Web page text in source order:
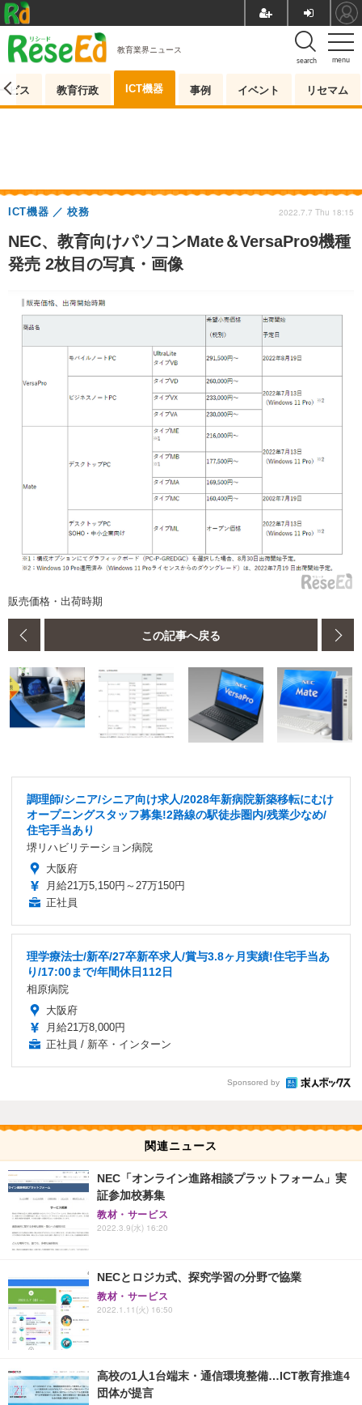
menu
search
教育業界ニュース
ビス 教育行政 ICT機器 事例 イベント リセマム
NEC、教育向けパソコンMate＆VersaPro9機種
発売 2枚目の写真・画像
ICT機器 校務 2022.7.7 Thu 18:15
販売価格・出荷時期
この記事へ戻る
調理師/シニア/シニア向け求人/2028年新病院新築移転にむけ
オープニングスタッフ募集!2路線の駅徒歩圏内/残業少なめ/
住宅手当あり
堺リハビリテーション病院
大阪府
月給21万5,150円～27万150円
正社員
理学療法士/新卒/27卒新卒求人/賞与3.8ヶ月実績!住宅手当あ
り/17:00まで/年間休日112日
相原病院
大阪府
月給21万8,000円
正社員 / 新卒・インターン
Sponsored by
関連ニュース
NEC「オンライン進路相談プラットフォーム」実
証参加校募集
教材・サービス
2022.3.9(水) 16:20
NECとロジカ式、探究学習の分野で協業
教材・サービス
2022.1.11(火) 16:50
高校の1人1台端末・通信環境整備…ICT教育推進4
団体が提言